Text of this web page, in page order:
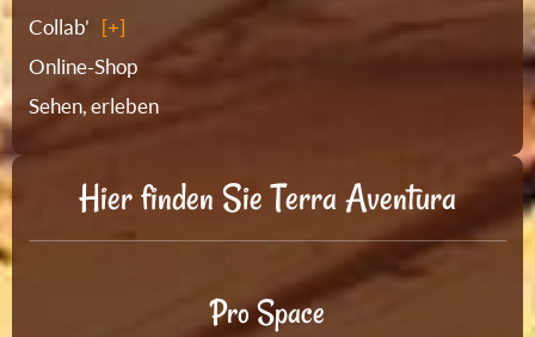
Collab'
Online-Shop
Sehen, erleben
Hier finden Sie Terra Aventura
Pro Space